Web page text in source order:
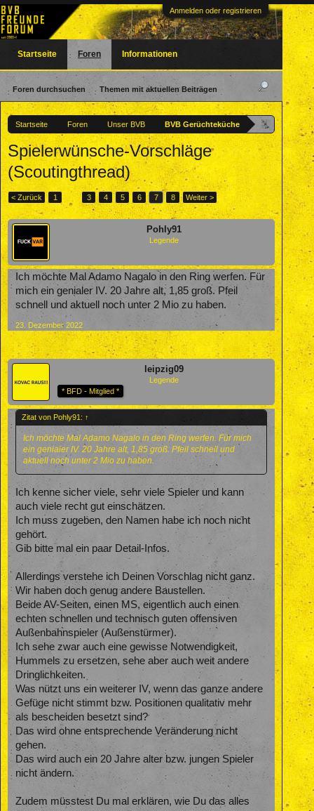
Anmelden oder registrieren
Startseite Foren Unser BVB BVB Gerüchteküche
Spielerwünsche-Vorschläge
(Scoutingthread)
< Zurück 1 ← 3 4 5 6 7 8 Weiter >
Pohly91
Legende
Ich möchte Mal Adamo Nagalo in den Ring werfen. Für
mich ein genialer IV. 20 Jahre alt, 1,85 groß. Pfeil
schnell und aktuell noch unter 2 Mio zu haben.
23. Dezember 2022
leipzig09
Legende
* BFD - Mitglied *
Zitat von Pohly91: ↑
Ich möchte Mal Adamo Nagalo in den Ring werfen. Für mich
ein genialer IV. 20 Jahre alt, 1,85 groß. Pfeil schnell und
aktuell noch unter 2 Mio zu haben.
Ich kenne sicher viele, sehr viele Spieler und kann
auch viele recht gut einschätzen.
Ich muss zugeben, den Namen habe ich noch nicht
gehört.
Gib bitte mal ein paar Detail-Infos.
Allerdings verstehe ich Deinen Vorschlag nicht ganz.
Wir haben doch genug andere Baustellen.
Beide AV-Seiten, einen MS, eigentlich auch einen
echten schnellen und technisch guten offensiven
Außenbahnspieler (Außenstürmer).
Ich sehe zwar auch eine gewisse Notwendigkeit,
Hummels zu ersetzen, sehe aber auch weit andere
Dringlichkeiten.
Was nützt uns ein weiterer IV, wenn das ganze andere
Gefüge nicht stimmt bzw. Positionen qualitativ mehr
als bescheiden besetzt sind?
Das wird ohne entsprechende Veränderung nicht
gehen.
Das wird auch ein 20 Jahre alter bzw. jungen Spieler
nicht ändern.
Zudem müsstest Du mal erklären, wie Du das alles
Startseite Foren
Foren durchsuchen Themen mit aktuellen Beiträgen
Informationen